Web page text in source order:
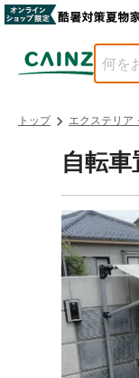
トップ エクステリア
自転